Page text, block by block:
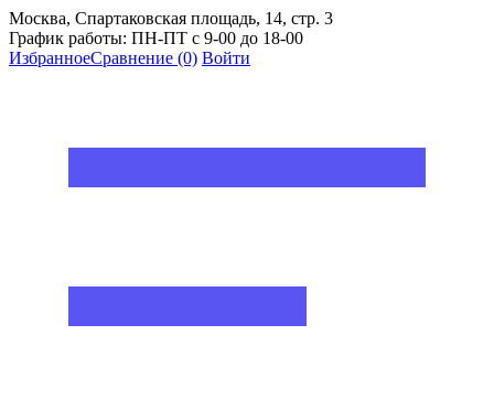
Москва, Спартаковская площадь, 14, стр. 3
График работы: ПН-ПТ с 9-00 до 18-00
ИзбранноеСравнение (0) Войти